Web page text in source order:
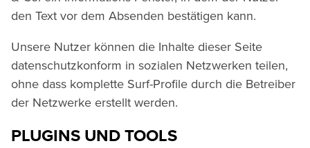
den Text vor dem Absenden bestätigen kann.
Unsere Nutzer können die Inhalte dieser Seite
datenschutzkonform in sozialen Netzwerken teilen,
ohne dass komplette Surf-Profile durch die Betreiber
der Netzwerke erstellt werden.
PLUGINS UND TOOLS